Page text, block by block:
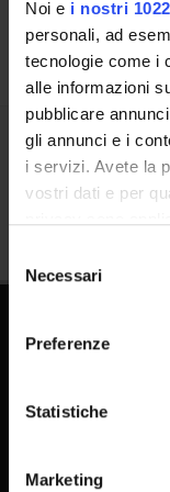
Noi e i nostri
personali, ad
tecnologie come i
alle informazioni
pubblicare
gli annunci e i
i servizi. Avete la
vostri dati e per
modificare o
momento dalla
geografica,
Identificare
delNecessari
Preferenze
Statistiche
Marketing